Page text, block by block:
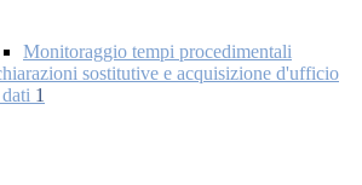
Monitoraggio tempi procedimentali
sostitutive e acquisizione d'ufficio
1